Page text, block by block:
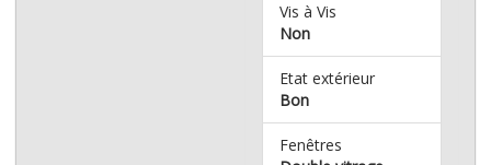
Vis à Vis
Non
Etat extérieur
Bon
Fenêtres